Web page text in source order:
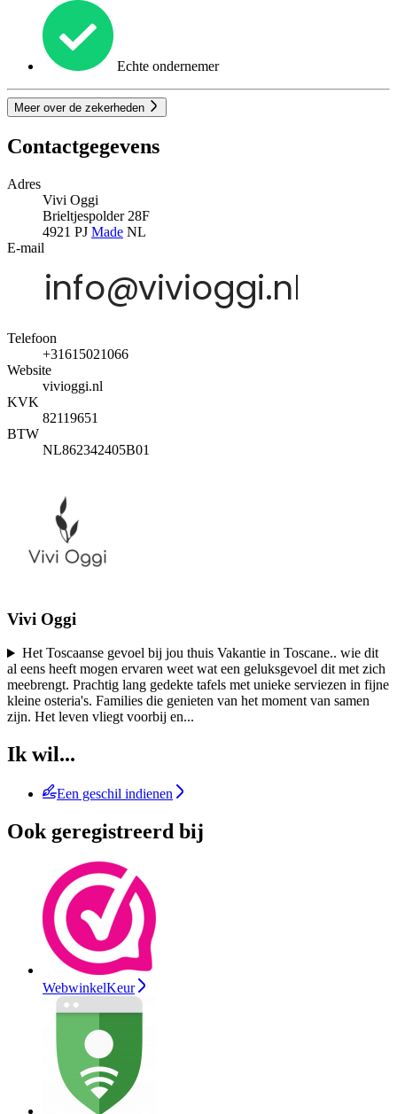
Echte ondernemer
Meer over de zekerheden
Contactgegevens
Adres
Vivi Oggi
Brieltjespolder 28F
4921 PJ Made NL
E-mail
Telefoon
+31615021066
Website
vivioggi.nl
KVK
82119651
BTW
NL862342405B01
Vivi Oggi
Het Toscaanse gevoel bij jou thuis Vakantie in Toscane.. wie dit
al eens heeft mogen ervaren weet wat een geluksgevoel dit met zich
meebrengt. Prachtig lang gedekte tafels met unieke serviezen in fijne
kleine osteria's. Families die genieten van het moment van samen
zijn. Het leven vliegt voorbij en...
Ik wil...
Een geschil indienen
Ook geregistreerd bij
WebwinkelKeur